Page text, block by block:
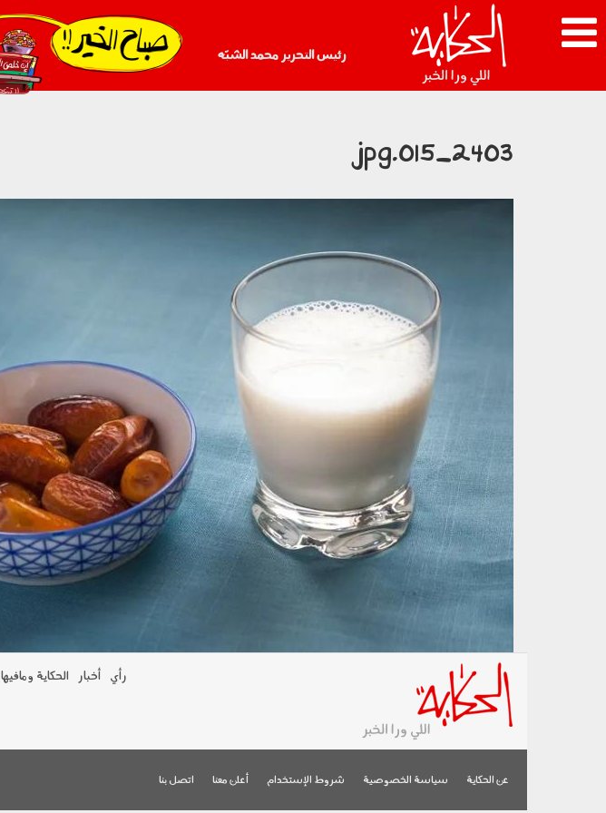
رئيس التحرير محمد الشبّه
2403_015.jpg
رأي أخبار الحكاية ومافيها
عن الحكاية سياسة الخصوصية شروط الإستخدام أعلن معنا اتصل بنا